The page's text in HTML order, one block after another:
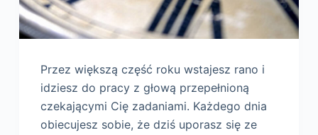
Przez większą część roku wstajesz rano i
idziesz do pracy z głową przepełnioną
czekającymi Cię zadaniami. Każdego dnia
obiecujesz sobie, że dziś uporasz się ze